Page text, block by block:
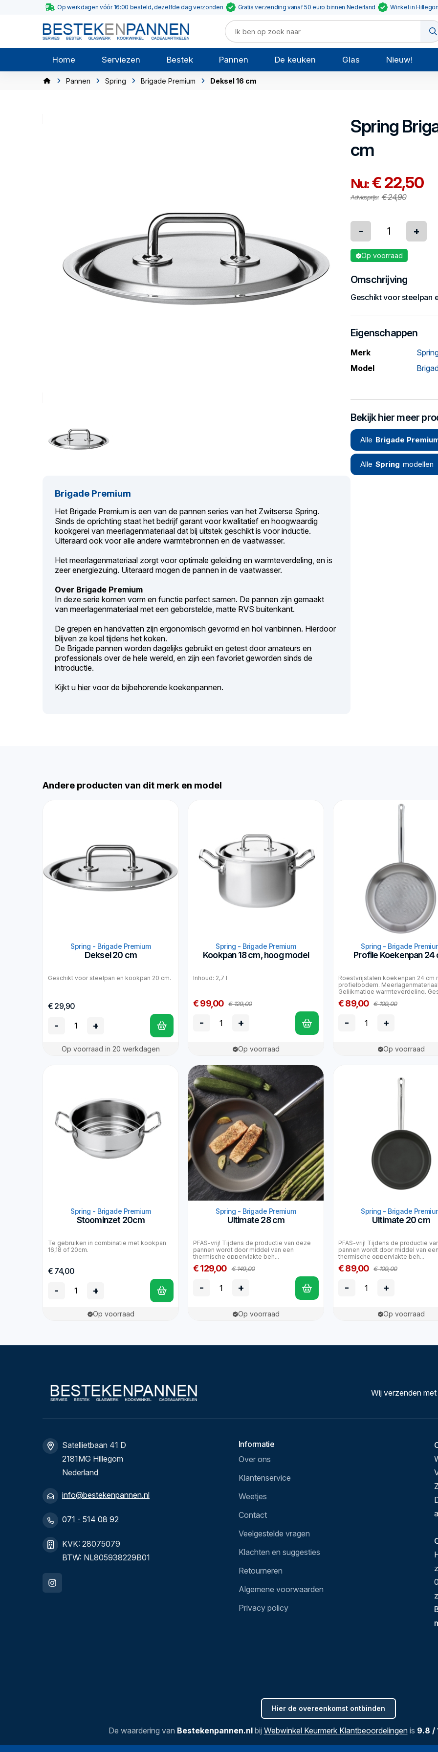
Op werkdagen vóór 16:00 besteld, dezelfde dag verzonden Gratis verzending vanaf 50 euro binnen Nederland Winkel in
Home Serviezen Bestek Pannen De keuken Glas Nieuw!
Pannen Spring Brigade Premium Deksel 16 cm
Brigade Premium
Het Brigade Premium is een van de pannen series van het Zwitserse Spring.
Sinds de oprichting staat het bedrijf garant voor kwalitatief en hoogwaardig
kookgerei van meerlagenmateriaal dat bij uitstek geschikt is voor inductie.
Uiteraard ook voor alle andere warmtebronnen en de vaatwasser.
Het meerlagenmateriaal zorgt voor optimale geleiding en warmteverdeling, en is
zeer energiezuing. Uiteraard mogen de pannen in de vaatwasser.
Over Brigade Premium
In deze serie komen vorm en functie perfect samen. De pannen zijn gemaakt
van meerlagenmateriaal met een geborstelde, matte RVS buitenkant.
De grepen en handvatten zijn ergonomisch gevormd en hol vanbinnen. Hierdoor
blijven ze koel tijdens het koken.
De Brigade pannen worden dagelijks gebruikt en getest door amateurs en
professionals over de hele wereld, en zijn een favoriet geworden sinds de
introductie.
Kijkt u hiervoor de bijbehorende koekenpannen.
Spring
cm
Nu:€ 22,50
Adviesprijs: € 24,90
- +
Op voorraad
Omschrijving
Geschikt voor steelpan
Eigenschappen
Merk
Model
Bekijk hier meer
Alle Brigade
Alle Spring modellen
Andere producten van dit merk en model
Spring - Brigade Premium
Deksel 20 cm
Geschikt voor steelpan en kookpan 20 cm.
€ 29,90
- +
Op voorraad in 20 werkdagen
Spring - Brigade Premium
Kookpan 18 cm, hoog model
Inhoud: 2,7 l
€ 99,00 € 129,00
- +
Op voorraad
Spring - Brigade
Profile Koekenpan 24
Roestvrijstalen koekenpan 24 cm
profielbodem.
Gelijkmatige warmteverdeling.
€ 89,00 € 109,00
- +
Op voorraad
Spring - Brigade Premium
Stoominzet 20cm
Te gebruiken in combinatie met kookpan
16,18 of 20cm.
€ 74,00
- +
Op voorraad
Spring - Brigade Premium
Ultimate 28 cm
PFAS-vrij! Tijdens de productie van deze
pannen wordt door middel van een
thermische oppervlakte beh...
€ 129,00 € 149,00
- +
Op voorraad
Spring - Brigade
Ultimate 20 cm
PFAS-vrij! Tijdens de productie
pannen wordt door middel van een
thermische oppervlakte beh...
€ 89,00 € 109,00
- +
Op voorraad
Wij verzenden met
Satellietbaan 41 D
2181MG Hillegom
Nederland
info@bestekenpannen.nl
071 - 514 08 92
KVK: 28075079
BTW: NL805938229B01
Informatie
Over ons
Klantenservice
Weetjes
Contact
Veelgestelde vragen
Klachten en suggesties
Retourneren
Algemene voorwaarden
Privacy policy
Hier de overeenkomst ontbinden
De waardering van Bestekenpannen.nlbij Webwinkel Keurmerk Klantbeoordelingenis 9.8 /